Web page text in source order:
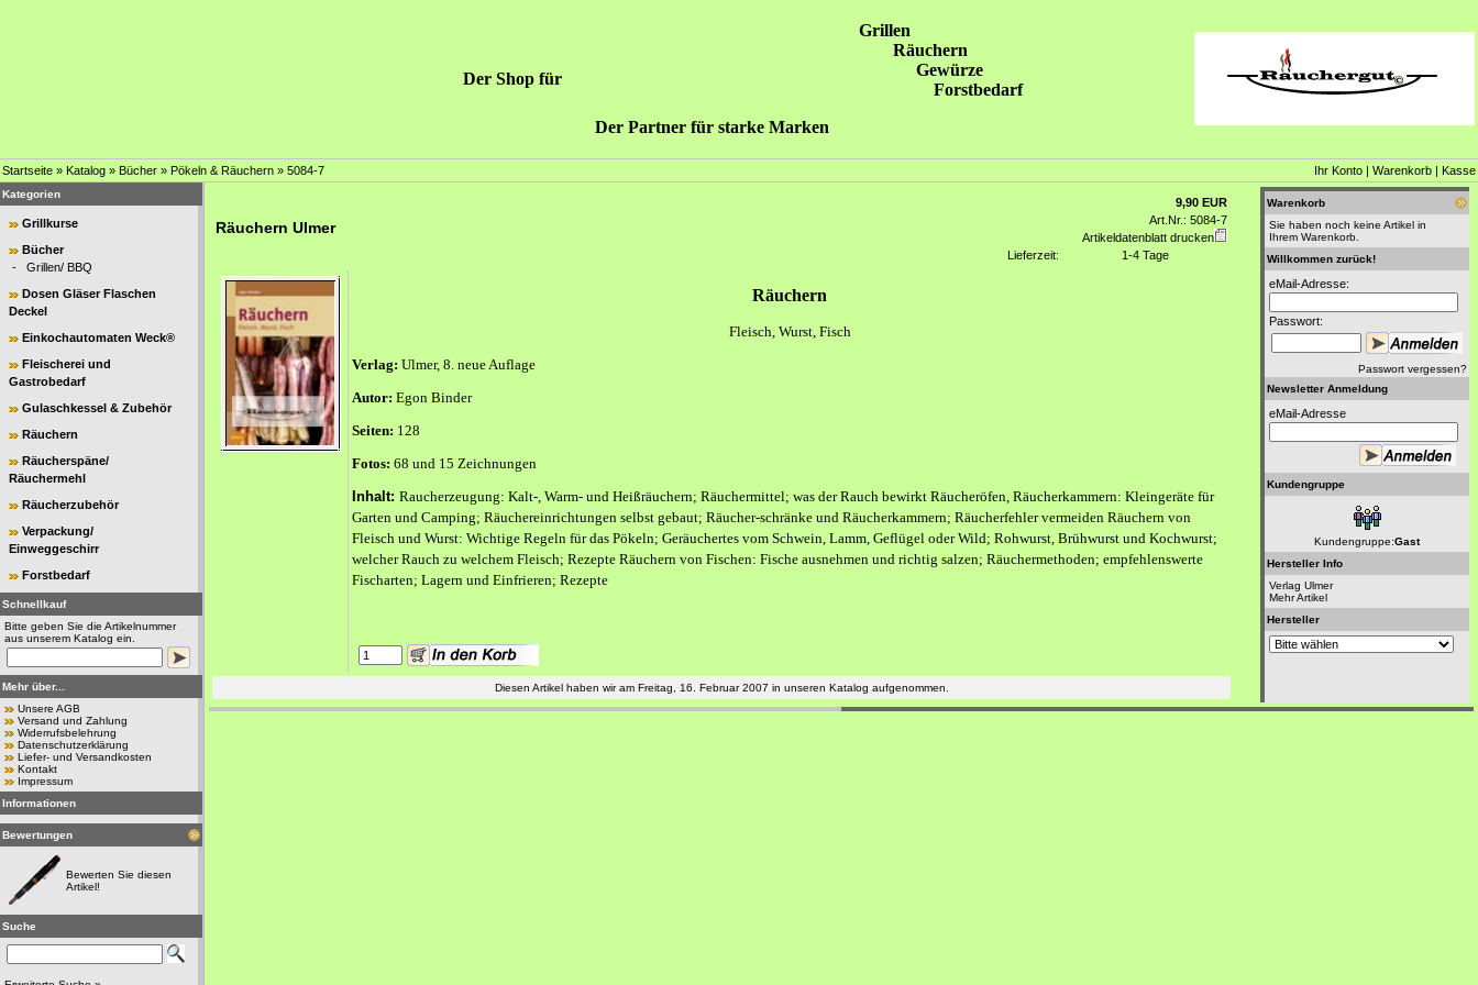
Der Shop für
Grillen
Räuchern
Gewürze
Forstbedarf
Der Partner für starke Marken
Startseite » Katalog » Bücher » Pökeln & Räuchern » 5084-7 Ihr Konto | Warenkorb | Kasse
Kategorien
Grillkurse
Bücher
- Grillen/ BBQ
Dosen Gläser Flaschen
Deckel
Einkochautomaten Weck®
Fleischerei und
Gastrobedarf
Gulaschkessel & Zubehör
Räuchern
Räucherspäne/
Räuchermehl
Räucherzubehör
Verpackung/
Einweggeschirr
Forstbedarf
Schnellkauf
Bitte geben Sie die Artikelnummer
aus unserem Katalog ein.
Mehr über...
Unsere AGB
Versand und Zahlung
Widerrufsbelehrung
Datenschutzerklärung
Liefer- und Versandkosten
Kontakt
Impressum
Informationen
Bewertungen
Bewerten Sie diesen
Artikel!
Suche
Räuchern Ulmer
9,90 EUR
Art.Nr.: 5084-7
Artikeldatenblatt drucken
Lieferzeit:
1-4 Tage
Räuchern
Fleisch, Wurst, Fisch
Verlag: Ulmer, 8. neue Auflage
Autor: Egon Binder
Seiten: 128
Fotos: 68 und 15 Zeichnungen
Inhalt: Raucherzeugung: Kalt-, Warm- und Heißräuchern; Räuchermittel; was der Rauch bewirkt Räucheröfen, Räucherkammern: Kleingeräte für
Garten und Camping; Räuchereinrichtungen selbst gebaut; Räucher-schränke und Räucherkammern; Räucherfehler vermeiden Räuchern von
Fleisch und Wurst: Wichtige Regeln für das Pökeln; Geräuchertes vom Schwein, Lamm, Geflügel oder Wild; Rohwurst, Brühwurst und Kochwurst;
welcher Rauch zu welchem Fleisch; Rezepte Räuchern von Fischen: Fische ausnehmen und richtig salzen; Räuchermethoden; empfehlenswerte
Fischarten; Lagern und Einfrieren; Rezepte
Diesen Artikel haben wir am Freitag, 16. Februar 2007 in unseren Katalog aufgenommen.
Warenkorb
Sie haben noch keine Artikel in
Ihrem Warenkorb.
Willkommen zurück!
eMail-Adresse:
Passwort:
Passwort vergessen?
Newsletter Anmeldung
eMail-Adresse
Kundengruppe
Kundengruppe:Gast
Hersteller Info
Verlag Ulmer
Mehr Artikel
Hersteller